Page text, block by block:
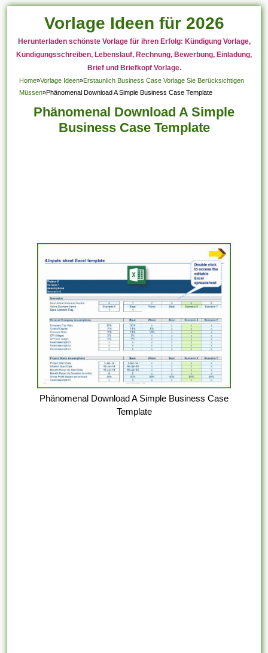
Vorlage Ideen für 2026
Herunterladen schönste Vorlage für ihren Erfolg: Kündigung Vorlage,
Kündigungsschreiben, Lebenslauf, Rechnung, Bewerbung, Einladung,
Brief und Briefkopf Vorlage.
Home»Vorlage Ideen»Erstaunlich Business Case Vorlage Sie Berücksichtigen
Müssen»Phänomenal Download A Simple Business Case Template
Phänomenal Download A Simple
Business Case Template
Phänomenal Download A Simple Business Case
Template